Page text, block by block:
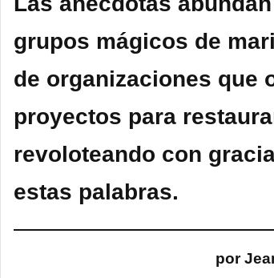
grupos mágicos de
de organizaciones que
proyectos para
revoloteando con
estas palabras.
por